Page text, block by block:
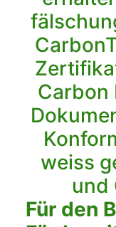
Carbon
weiss
und
Für den